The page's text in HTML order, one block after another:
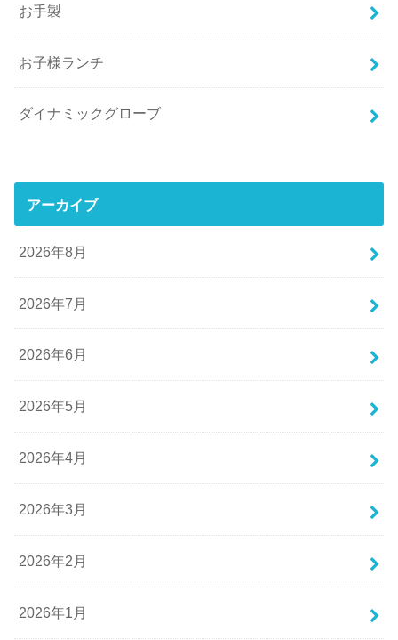
お手製
お子様ランチ
ダイナミックグローブ
アーカイブ
2026年8月
2026年7月
2026年6月
2026年5月
2026年4月
2026年3月
2026年2月
2026年1月